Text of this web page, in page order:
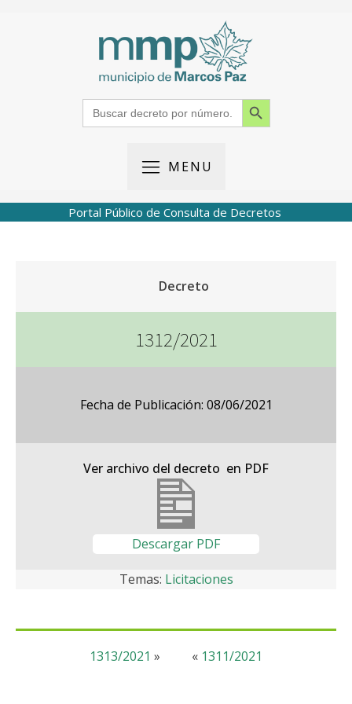
Search
for:
Search Button
MENU
Portal Público de Consulta de Decretos
Decreto
1312/2021
Fecha de Publicación: 08/06/2021
Ver archivo del decreto en PDF
Descargar PDF
Temas: Licitaciones
« 1311/2021
1313/2021 »